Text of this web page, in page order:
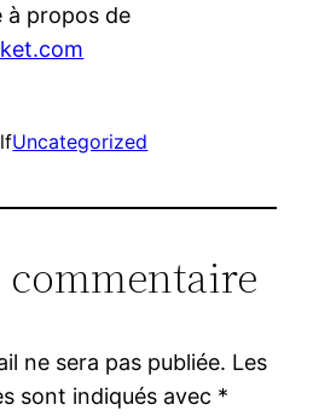
à propos de
Uncategorized
ne sera pas publiée. Les
sont indiqués avec *